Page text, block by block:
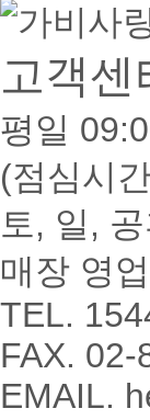
고객센
평일
(점심시
토, 일,
매장 영
TEL.
FAX. 02-
EMAIL.